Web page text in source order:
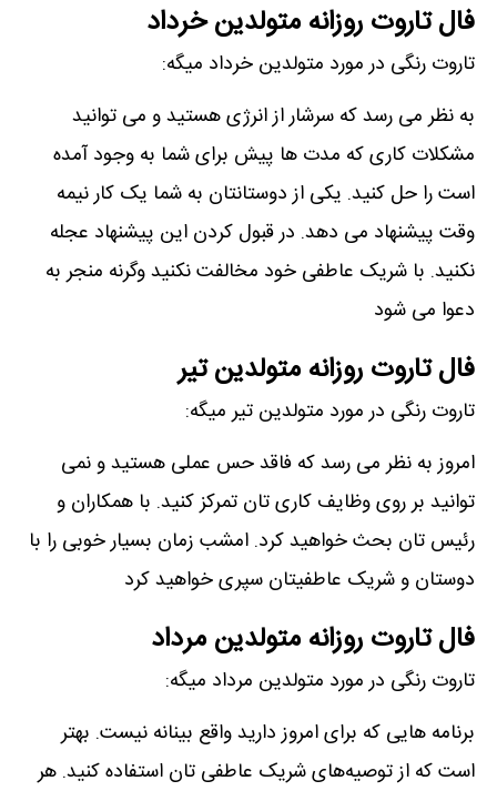
فال تاروت روزانه متولدین خرداد
تاروت رنگی در مورد متولدین خرداد میگه:
به نظر می رسد که سرشار از انرژی هستید و می توانید
مشکلات کاری که مدت ها پیش برای شما به وجود آمده
است را حل کنید. یکی از دوستانتان به شما یک کار نیمه
وقت پیشنهاد می دهد. در قبول کردن این پیشنهاد عجله
نکنید. با شریک عاطفی خود مخالفت نکنید وگرنه منجر به
دعوا می شود
فال تاروت روزانه متولدین تیر
تاروت رنگی در مورد متولدین تیر میگه:
امروز به نظر می رسد که فاقد حس عملی هستید و نمی
توانید بر روی وظایف کاری تان تمرکز کنید. با همکاران و
رئیس تان بحث خواهید کرد. امشب زمان بسیار خوبی را با
دوستان و شریک عاطفیتان سپری خواهید کرد
فال تاروت روزانه متولدین مرداد
تاروت رنگی در مورد متولدین مرداد میگه:
برنامه هایی که برای امروز دارید واقع بینانه نیست. بهتر
است که از توصیه‌های شریک عاطفی تان استفاده کنید. هر